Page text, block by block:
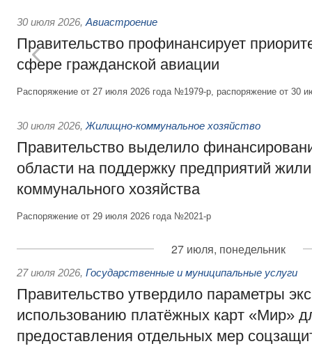
30 июля 2026, Авиастроение
Правительство профинансирует
сфере гражданской авиации
Распоряжение от 27 июля 2026 года №1979-р, распоряжение от 30
30 июля 2026, Жилищно-коммунальное хозяйство
Правительство выделило
области на поддержку предприятий
коммунального хозяйства
Распоряжение от 29 июля 2026 года №2021-р
27 июля, понедельник
27 июля 2026, Государственные и муниципальные услуги
Правительство утвердило параметры
использованию платёжных карт «Мир»
предоставления отдельных мер